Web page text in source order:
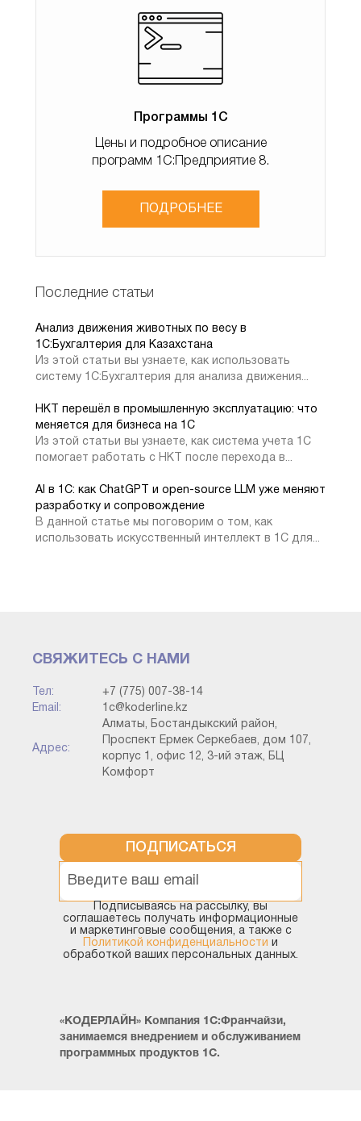
Реализация товаров и услуг
практически все поля. Обязательно устанавливаем
флажок Проведено банком. Проводим документ.
Поступление безналичных денежных средств
На второй закладке заполнилась аналитика по
оплате. Данная аналитика необходима для того, чтобы
данные об оплатах корректно отображались в отчете.
Также зарегистрировать оплату можно другим
документом – Приходным кассовым ордером. Отличие
документов в форме оплаты. Приходным кассовым
ордером принимаются наличные денежные средства.
Программы 1С
Цены и подробное описание
программ 1С:Предприятие 8.
ПОДРОБНЕЕ
Последние статьи
Анализ движения животных по весу в
1C:Бухгалтерия для Казахстана
Из этой статьи вы узнаете, как использовать
систему 1С:Бухгалтерия для анализа движения...
НКТ перешёл в промышленную эксплуатацию: что
меняется для бизнеса на 1С
Из этой статьи вы узнаете, как система учета 1С
помогает работать с НКТ после перехода в...
AI в 1С: как ChatGPT и open-source LLM уже меняют
разработку и сопровождение
В данной статье мы поговорим о том, как
использовать искусственный интеллект в 1С для...
СВЯЖИТЕСЬ С НАМИ
Тел:
+7 (775) 007-38-14
Email:
1c@koderline.kz
Адрес:
Алматы, Бостандыкский район,
Проспект Ермек Серкебаев, дом 107,
корпус 1, офис 12, 3-ий этаж, БЦ
Комфорт
ПОДПИСАТЬСЯ
Подписываясь на рассылку, вы
соглашаетесь получать информационные
и маркетинговые сообщения, а также с
Политикой конфиденциальности и
обработкой ваших персональных данных.
«КОДЕРЛАЙН» Компания 1С:Франчайзи,
занимаемся внедрением и обслуживанием
программных продуктов 1С.